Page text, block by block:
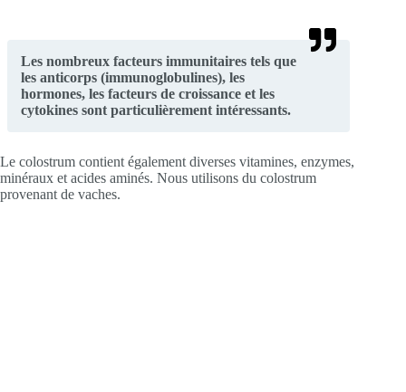
Les nombreux facteurs immunitaires tels que
les anticorps (immunoglobulines), les
hormones, les facteurs de croissance et les
cytokines sont particulièrement intéressants.
Le colostrum contient également diverses vitamines, enzymes,
minéraux et acides aminés. Nous utilisons du colostrum
provenant de vaches.